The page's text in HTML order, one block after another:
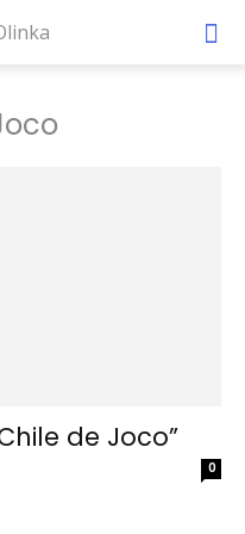
de Joco”
0